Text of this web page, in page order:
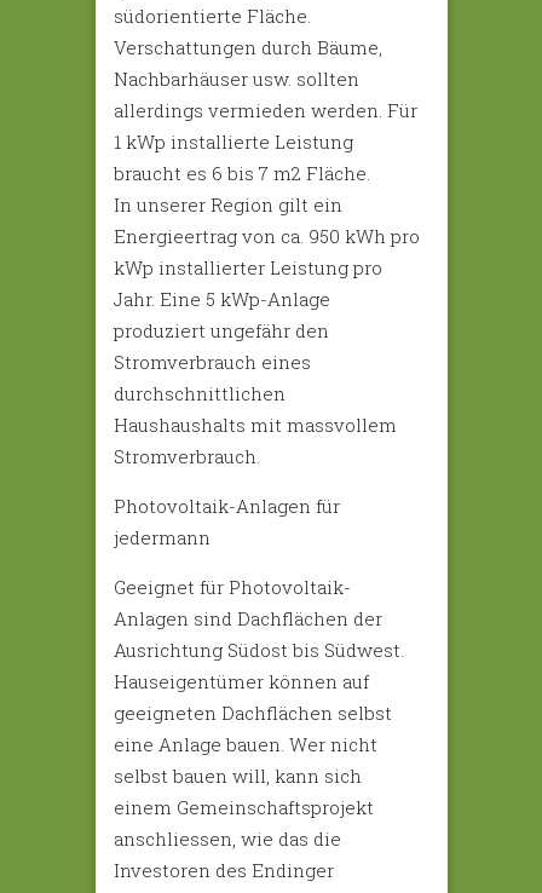
südorientierte Fläche.
Verschattungen durch Bäume,
Nachbarhäuser usw. sollten
allerdings vermieden werden. Für
1 kWp installierte Leistung
braucht es 6 bis 7 m2 Fläche.
In unserer Region gilt ein
Energieertrag von ca. 950 kWh pro
kWp installierter Leistung pro
Jahr. Eine 5 kWp-Anlage
produziert ungefähr den
Stromverbrauch eines
durchschnittlichen
Haushaushalts mit massvollem
Stromverbrauch.
Photovoltaik-Anlagen für
jedermann
Geeignet für Photovoltaik-
Anlagen sind Dachflächen der
Ausrichtung Südost bis Südwest.
Hauseigentümer können auf
geeigneten Dachflächen selbst
eine Anlage bauen. Wer nicht
selbst bauen will, kann sich
einem Gemeinschaftsprojekt
anschliessen, wie das die
Investoren des Endinger